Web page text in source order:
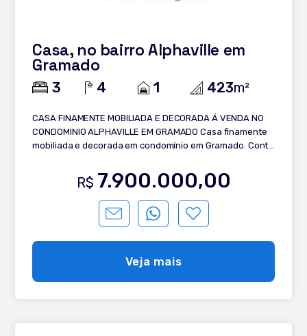
Casa, no bairro Alphaville em
Gramado
3 4 1 423m²
CASA FINAMENTE MOBILIADA E DECORADA Á VENDA NO
CONDOMINIO ALPHAVILLE EM GRAMADO Casa finamente
mobiliada e decorada em condomínio em Gramado. Conta
com terraço; - Closet; - Living integrado; - Sala de estar; -
Lareira; - Sala de jantar; - Terraço com vista; - Cozinha; -
Churrasqueira a gás; - Escritório; - Área técnica; - Lavabo;
- Automação instalada; - Ar condicionado K7 instalado; -
Piso aquecido em toda a casa; - Esquadrias em PVC
preto com vidros duplos; - Espera para elevador; - 15
placas solares instaladas; - Reaproveitamento da água
da chuva; - 2 vagas de garagem. Entre em contato e
R$ 7.900.000,00
Veja mais